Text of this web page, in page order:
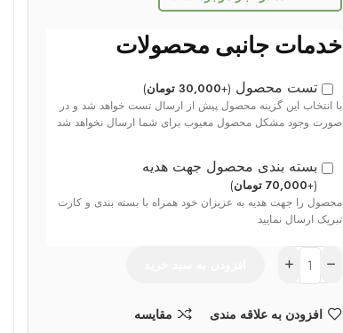
خدمات جانبی محصولات
تست محصول (
+
30,000 تومان)
با انتخاب این گزینه محصول پیش از ارسال تست خواهد شد و در
صورت وجود مشکل محصول معیوب برای شما ارسال نخواهد شد
بسته بندی محصول جهت هدیه
(
+
70,000 تومان)
محصول را جهت هدیه به عزیزان خود همراه با بسته بندی و کارت
تبریک ارسال نمایید
افزودن به علاقه مندی مقایسه